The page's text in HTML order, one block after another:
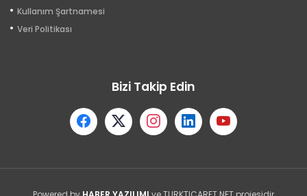
Kullanım Şartnamesi
Veri Politikası
Bizi Takip Edin